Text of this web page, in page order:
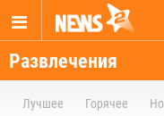
Развлечения
Лучшее Горячее